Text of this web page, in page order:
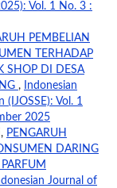
Vol. 1 No. 3 :
PEMBELIAN
TERHADAP
SHOP DI DESA
,
Indonesian
(IJOSSE): Vol. 1
2025
PENGARUH
DARING
Journal of